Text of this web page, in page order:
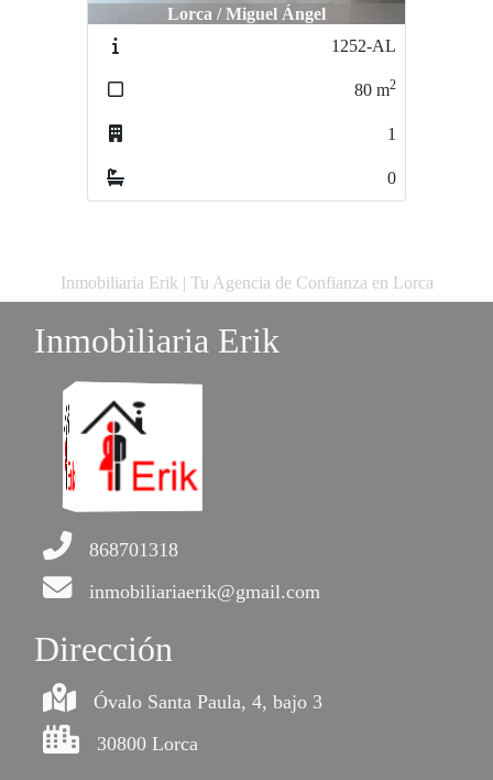
Lorca / Miguel Ángel
1252-AL
80 m2
1
0
Inmobiliaria Erik | Tu Agencia de Confianza en Lorca
Inmobiliaria Erik
868701318
inmobiliariaerik@gmail.com
Dirección
Óvalo Santa Paula, 4, bajo 3
30800 Lorca